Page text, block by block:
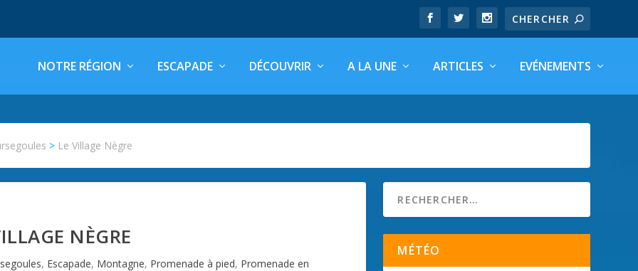
NOTRE RÉGION ESCAPADE DÉCOUVRIR A LA UNE ARTICLES EVÉNEMENTS
> Le Village Nègre
NÈGRE
, Escapade, Montagne, Promenade à pied, Promenade en
MÉTÉO